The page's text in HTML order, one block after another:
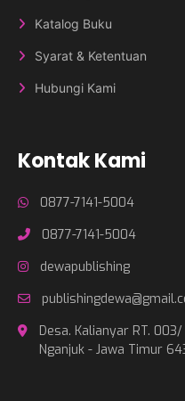
Katalog Buku
Syarat & Ketentuan
Hubungi Kami
Kontak Kami
0877-7141-5004
0877-7141-5004
dewapublishing
Desa. Kalianyar RT.
Nganjuk - Jawa Timur